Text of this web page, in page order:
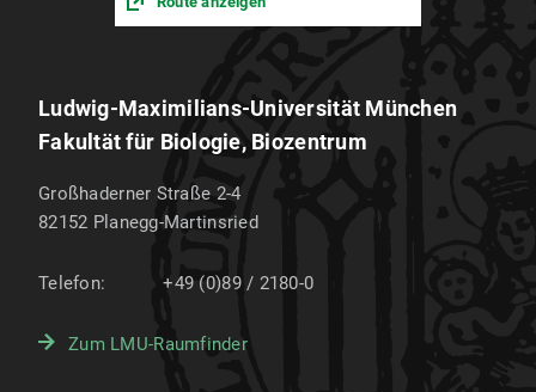
Ludwig-Maximilians-Universität München
Fakultät für Biologie, Biozentrum
Großhaderner Straße 2-4
82152 Planegg-Martinsried
Telefon: +49 (0)89 / 2180-0
Zum LMU-Raumfinder